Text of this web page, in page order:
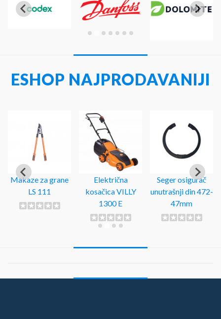
ESHOP NAJPRODAVANIJI
Makaze za grane
LS 111
Električna
kosačica VILLY
1300 E
Seger osigurač
unutrašnji din 472-
47mm